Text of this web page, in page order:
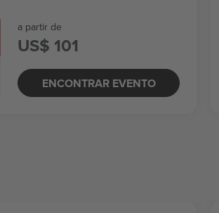
a partir de
US$ 101
ENCONTRAR EVENTO